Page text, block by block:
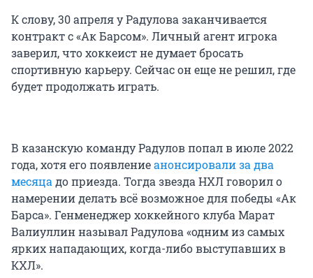
К слову, 30 апреля у Радулова заканчивается
контракт с «Ак Барсом». Личный агент игрока
заверил, что хоккеист не думает бросать
спортивную карьеру. Сейчас он еще не решил, где
будет продолжать играть.
В казанскую команду Радулов попал в июле 2022
года, хотя его появлениеанонсировали за два
месяцадо приезда. Тогда звезда НХЛ говорил о
намерении делать всё возможное для победы «Ак
Барса». Генменеджер хоккейного клуба Марат
Валиуллин называл Радулова «одним из самых
ярких нападающих, когда-либо выступавших в
КХЛ».